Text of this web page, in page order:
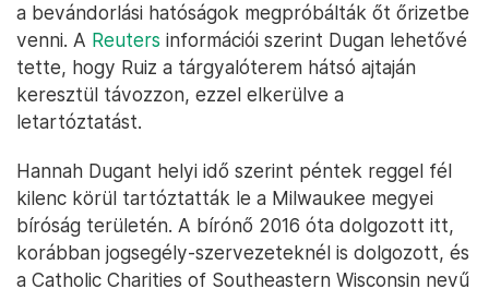
a bevándorlási hatóságok megpróbálták őt őrizetbe
venni. A Reuters információi szerint Dugan lehetővé
tette, hogy Ruiz a tárgyalóterem hátsó ajtaján
keresztül távozzon, ezzel elkerülve a
letartóztatást.​
Hannah Dugant helyi idő szerint péntek reggel fél
kilenc körül tartóztatták le a Milwaukee megyei
bíróság területén. A bírónő 2016 óta dolgozott itt,
korábban jogsegély-szervezeteknél is dolgozott, és
a Catholic Charities of Southeastern Wisconsin nevű